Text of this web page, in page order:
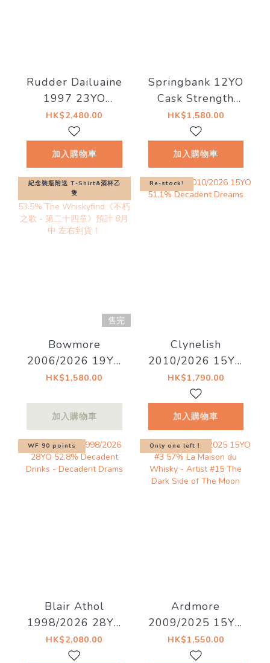
Rudder Dailuaine
1997 23YO
Hogshead #12808
50.9%
HK$2,480.00
加入購物車
Springbank 12YO
Cask Strength
Batch 29 56.6%
HK$1,580.00
加入購物車
紀念裝瓶附送 T-Shirt&酒杯乙
隻
售完
Bowmore
2006/2026 19YO
Bourbon Barrel
Whiskyfind《不朽
章》預計 8月中 左
右到貨！
HK$1,580.00
加入購物車
Re-stock!
Clynelish
2010/2026 15YO
51.1% Decadent
Dreams
HK$1,790.00
加入購物車
WF 90 points
Blair Athol
1998/2026 28YO
52.8% Decadent
Drinks - Decadent
HK$2,080.00
Only one left！
Ardmore
2009/2025 15YO
#3 57% La Maison
du Whisky - Artist
HK$1,550.00